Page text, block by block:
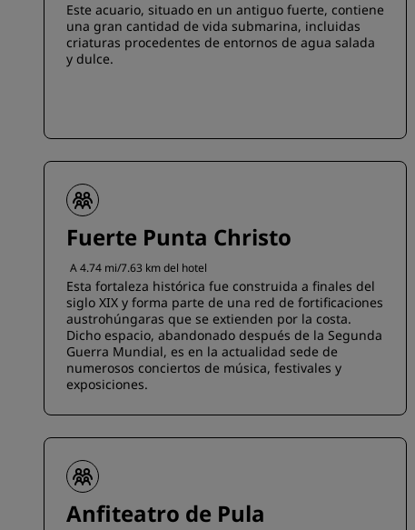
Este acuario, situado en un antiguo fuerte, contiene
una gran cantidad de vida submarina, incluidas
criaturas procedentes de entornos de agua salada
y dulce.
Fuerte Punta Christo
A 4.74 mi/7.63 km del hotel
Esta fortaleza histórica fue construida a finales del
siglo XIX y forma parte de una red de fortificaciones
austrohúngaras que se extienden por la costa.
Dicho espacio, abandonado después de la Segunda
Guerra Mundial, es en la actualidad sede de
numerosos conciertos de música, festivales y
exposiciones.
Anfiteatro de Pula